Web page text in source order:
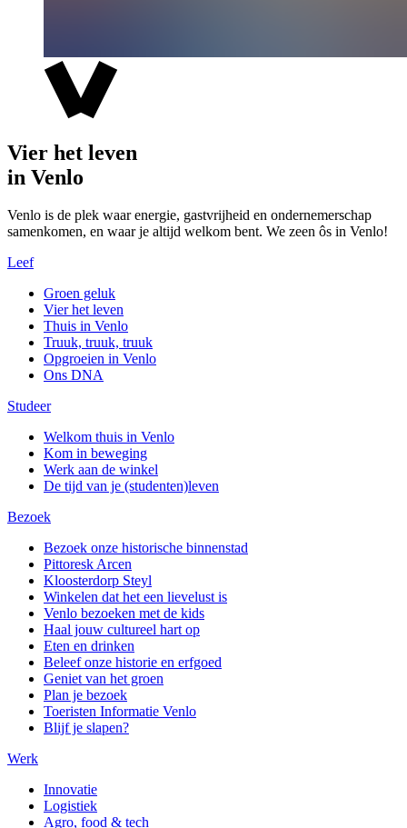
Vier het leven
in Venlo
Venlo is de plek waar energie, gastvrijheid en ondernemerschap
samenkomen, en waar je altijd welkom bent. We zeen ôs in Venlo!
Leef
Groen geluk
Vier het leven
Thuis in Venlo
Truuk, truuk, truuk
Opgroeien in Venlo
Ons DNA
Studeer
Welkom thuis in Venlo
Kom in beweging
Werk aan de winkel
De tijd van je (studenten)leven
Bezoek
Bezoek onze historische binnenstad
Pittoresk Arcen
Kloosterdorp Steyl
Winkelen dat het een lievelust is
Venlo bezoeken met de kids
Haal jouw cultureel hart op
Eten en drinken
Beleef onze historie en erfgoed
Geniet van het groen
Plan je bezoek
Toeristen Informatie Venlo
Blijf je slapen?
Werk
Innovatie
Logistiek
Agro, food & tech